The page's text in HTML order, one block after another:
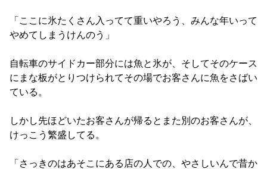
「ここに氷たくさん入ってて重いやろう、みんな年いって
やめてしまうけんのう」
自転車のサイドカー部分には魚と氷が、そしてそのケース
にまな板がとりつけられてその場でお客さんに魚をさばい
ている。
しかし先ほどいたお客さんが帰るとまた別のお客さんが、
けっこう繁盛してる。
「さっきのはあそこにある店の人での、やさしいんで昔か